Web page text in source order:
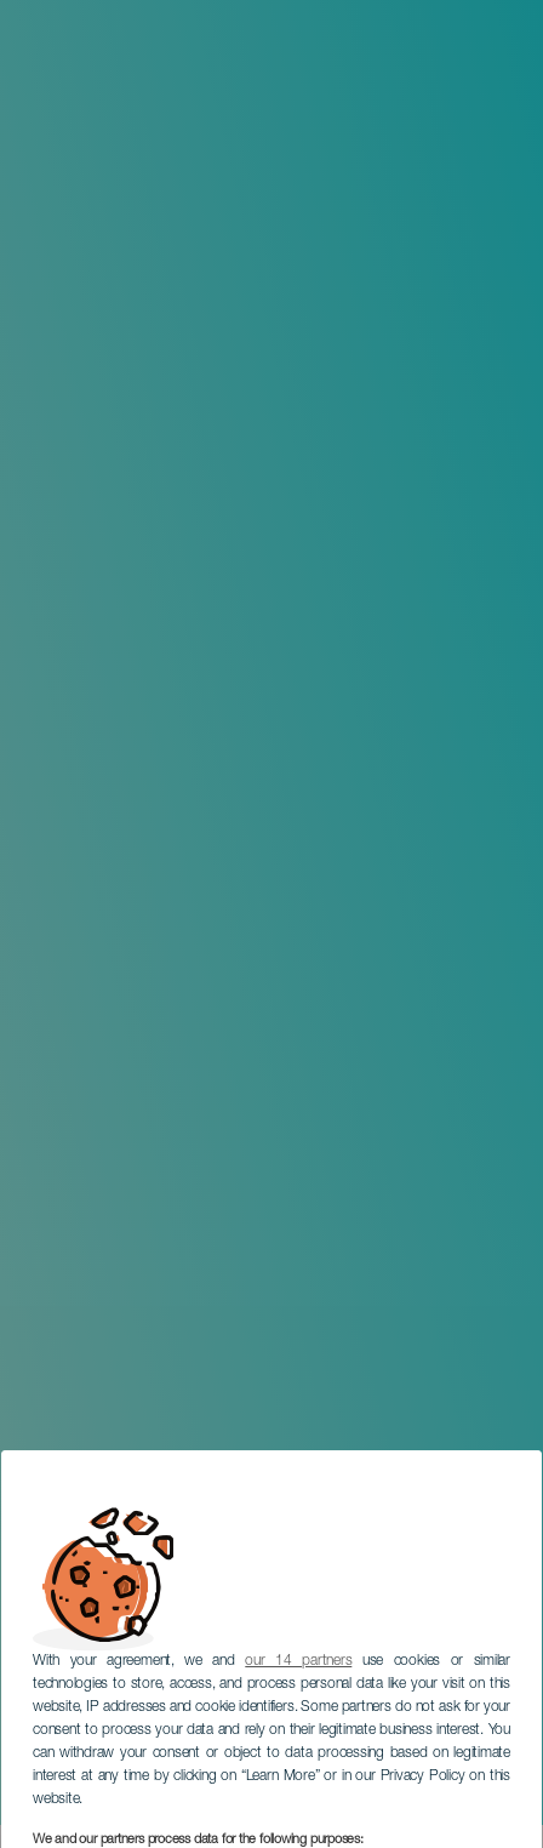
With your agreement, we andour 14 partnersuse cookies or similar
technologies to store, access, and process personal data like your visit on this
website, IP addresses and cookie identifiers. Some partners do not ask for your
consent to process your data and rely on their legitimate business interest. You
can withdraw your consent or object to data processing based on legitimate
interest at any time by clicking on “Learn More” or in our Privacy Policy on this
website.
We and our partners process data for the following purposes:
Music Hall Tavern Tenerifén
TENERIFE